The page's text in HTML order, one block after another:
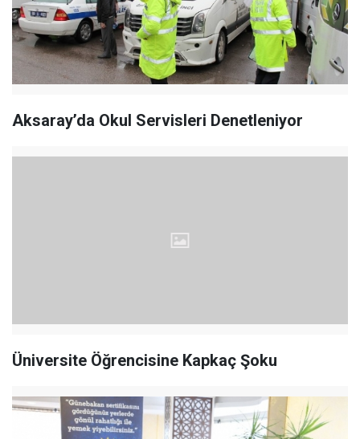
Aksaray’da Okul Servisleri Denetleniyor
Üniversite Öğrencisine Kapkaç Şoku